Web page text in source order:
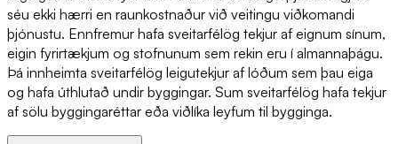
séu ekki hærri en raunkostnaður við veitingu viðkomandi
þjónustu. Ennfremur hafa sveitarfélög tekjur af eignum sínum,
eigin fyrirtækjum og stofnunum sem rekin eru í almannaþágu.
Þá innheimta sveitarfélög leigutekjur af lóðum sem þau eiga
og hafa úthlutað undir byggingar. Sum sveitarfélög hafa tekjur
af sölu byggingaréttar eða viðlíka leyfum til bygginga.